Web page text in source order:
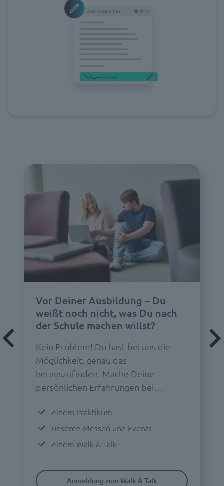
Vor Deiner Ausbildung – Du
weißt noch nicht, was Du nach
der Schule machen willst?
Kein Problem! Du hast bei uns die
Möglichkeit, genau das
herauszufinden! Mache Deine
persönlichen Erfahrungen bei…
einem Praktikum
unseren Messen und Events
einem Walk & Talk
Anmeldung zum Walk & Talk